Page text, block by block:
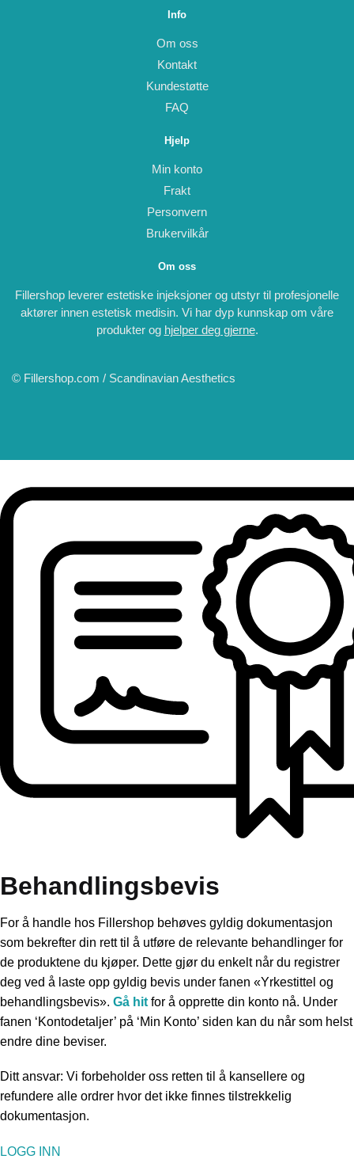
Info
Om oss
Kontakt
Kundestøtte
FAQ
Hjelp
Min konto
Frakt
Personvern
Brukervilkår
Om oss
Fillershop leverer estetiske injeksjoner og utstyr til profesjonelle
aktører innen estetisk medisin. Vi har dyp kunnskap om våre
produkter og hjelper deg gjerne.
© Fillershop.com / Scandinavian Aesthetics
Behandlingsbevis
For å handle hos Fillershop behøves gyldig dokumentasjon
som bekrefter din rett til å utføre de relevante behandlinger for
de produktene du kjøper. Dette gjør du enkelt når du registrer
deg ved å laste opp gyldig bevis under fanen «Yrkestittel og
behandlingsbevis». Gå hit for å opprette din konto nå. Under
fanen ‘Kontodetaljer’ på ‘Min Konto’ siden kan du når som helst
endre dine beviser.
Ditt ansvar: Vi forbeholder oss retten til å kansellere og
refundere alle ordrer hvor det ikke finnes tilstrekkelig
dokumentasjon.
LOGG INN